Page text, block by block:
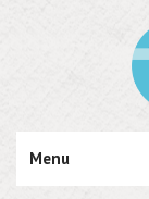
Menu